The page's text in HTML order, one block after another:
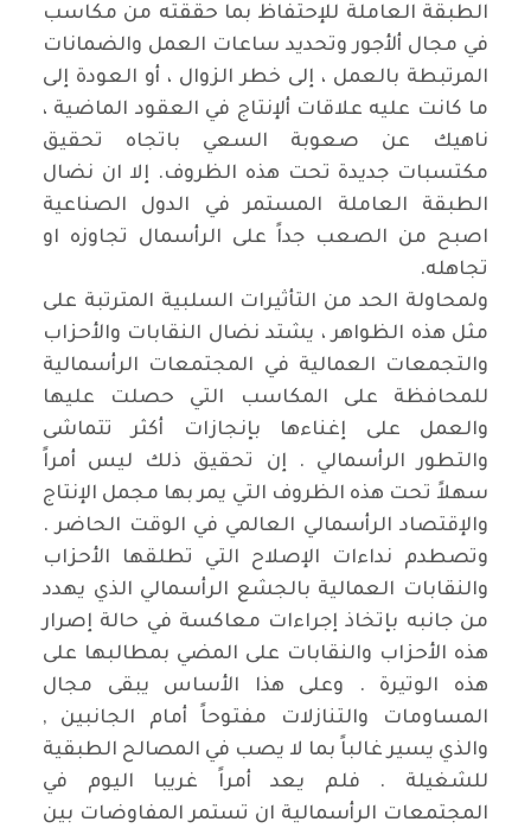
الطبقة العاملة للإحتفاظ بما حققته من مكاسب
في مجال ألأجور وتحديد ساعات العمل والضمانات
المرتبطة بالعمل ، إلى خطر الزوال ، أو العودة إلى
ما كانت عليه علاقات ألإنتاج في العقود الماضية ،
ناهيك عن صعوبة السعي باتجاه تحقيق
مكتسبات جديدة تحت هذه الظروف. إلا ان نضال
الطبقة العاملة المستمر في الدول الصناعية
اصبح من الصعب جداً على الرأسمال تجاوزه او
تجاهله.
ولمحاولة الحد من التأثيرات السلبية المترتبة على
مثل هذه الظواهر ، يشتد نضال النقابات والأحزاب
والتجمعات العمالية في المجتمعات الرأسمالية
للمحافظة على المكاسب التي حصلت عليها
والعمل على إغناءها بإنجازات أكثر تتماشى
والتطور الرأسمالي . إن تحقيق ذلك ليس أمراً
سهلاً تحت هذه الظروف التي يمر بها مجمل الإنتاج
والإقتصاد الرأسمالي العالمي في الوقت الحاضر .
وتصطدم نداءات الإصلاح التي تطلقها الأحزاب
والنقابات العمالية بالجشع الرأسمالي الذي يهدد
من جانبه بإتخاذ إجراءات معاكسة في حالة إصرار
هذه الأحزاب والنقابات على المضي بمطالبها على
هذه الوتيرة . وعلى هذا الأساس يبقى مجال
المساومات والتنازلات مفتوحاً أمام الجانبين ,
والذي يسير غالباً بما لا يصب في المصالح الطبقية
للشغيلة . فلم يعد أمراً غريبا اليوم في
المجتمعات الرأسمالية ان تستمر المفاوضات بين